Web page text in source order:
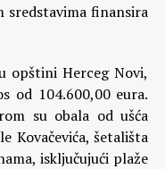
finansira
opštini Herceg Novi,
od 104.600,00 eura.
su obala od ušća
Kovačevića, šetališta
isključujući plaže